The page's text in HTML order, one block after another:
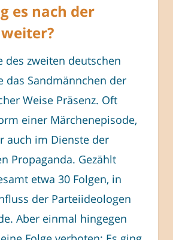
es nach der
des zweiten deutschen
das Sandmännchen der
Weise Präsenz. Oft
einer Märchenepisode,
auch im Dienste der
Propaganda. Gezählt
etwa 30 Folgen, in
der Parteiideologen
Aber einmal hingegen